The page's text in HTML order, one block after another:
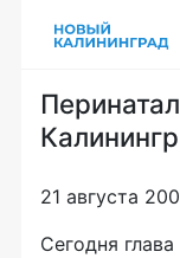
21 августа
Сегодня